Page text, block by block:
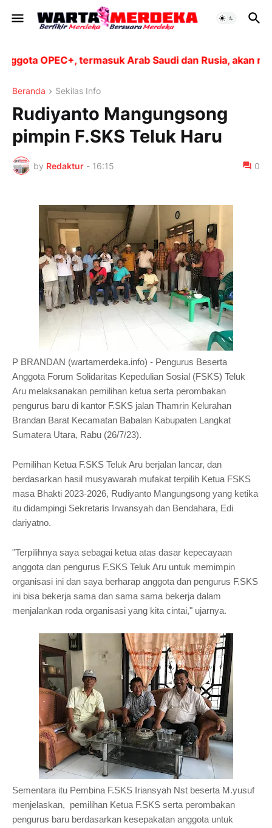
OPEC+, termasuk Arab Saudi dan Rusia, akan
Beranda Sekilas Info
Rudiyanto Mangungsong
pimpin F.SKS Teluk Haru
by Redaktur - 16:15 0
P BRANDAN (wartamerdeka.info) - Pengurus Beserta
Anggota Forum Solidaritas Kepedulian Sosial (FSKS) Teluk
Aru melaksanakan pemilihan ketua serta perombakan
pengurus baru di kantor F.SKS jalan Thamrin Kelurahan
Brandan Barat Kecamatan Babalan Kabupaten Langkat
Sumatera Utara, Rabu (26/7/23).
Pemilihan Ketua F.SKS Teluk Aru berjalan lancar, dan
berdasarkan hasil musyawarah mufakat terpilih Ketua FSKS
masa Bhakti 2023-2026, Rudiyanto Mangungsong yang ketika
itu didampingi Sekretaris Irwansyah dan Bendahara, Edi
dariyatno.
"Terpilihnya saya sebagai ketua atas dasar kepecayaan
anggota dan pengurus F.SKS Teluk Aru untuk memimpin
organisasi ini dan saya berharap anggota dan pengurus F.SKS
ini bisa bekerja sama dan sama sama bekerja dalam
menjalankan roda organisasi yang kita cintai," ujarnya.
Sementara itu Pembina F.SKS Iriansyah Nst beserta M.yusuf
menjelaskan, pemilihan Ketua F.SKS serta perombakan
pengurus baru berdasarkan kesepakatan anggota untuk